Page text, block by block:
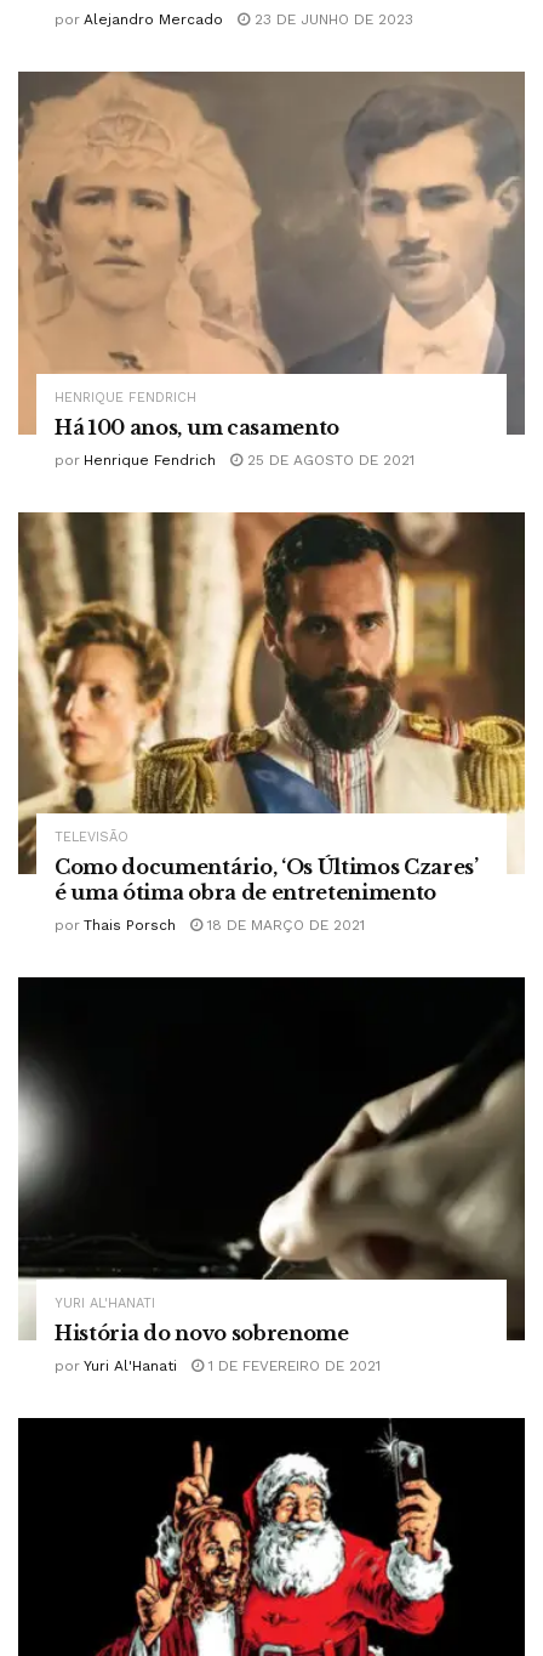
por Alejandro Mercado 23 DE JUNHO DE 2023
HENRIQUE FENDRICH
Há 100 anos, um casamento
por Henrique Fendrich 25 DE AGOSTO DE 2021
TELEVISÃO
Como documentário, ‘Os Últimos Czares’
é uma ótima obra de entretenimento
por Thais Porsch 18 DE MARÇO DE 2021
YURI AL'HANATI
História do novo sobrenome
por Yuri Al'Hanati 1 DE FEVEREIRO DE 2021